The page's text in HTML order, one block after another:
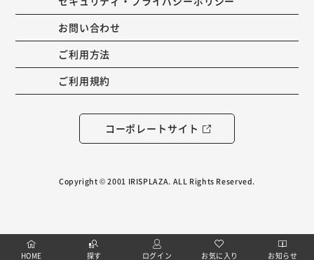
お問い合わせ
ご利用方法
ご利用規約
コーポレートサイト
Copyright © 2001 IRISPLAZA. ALL Rights Reserved.
HOME 探す ログイン お気に入り お知らせ